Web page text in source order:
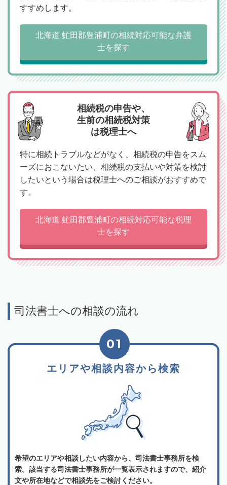
すすめします。
北海道 虻田郡豊浦町の相続対応可能な弁護
士を探す
相続税の申告や、
生前の相続税対策
は税理士へ
特に相続トラブルなどがなく、相続税の申告をスム
ーズにおこないたい、相続税の支払いや対策を検討
したいという場合は税理士へのご相談がおすすめで
す。
北海道 虻田郡豊浦町の相続対応可能な税理
士を探す
司法書士への相談の流れ
エリアや相談内容から検索
01
希望のエリアや相談したい内容から、司法書士事務所を検
索。該当する司法書士事務所が一覧表示されますので、紹介
文や所在地などで相談先をご検討ください。